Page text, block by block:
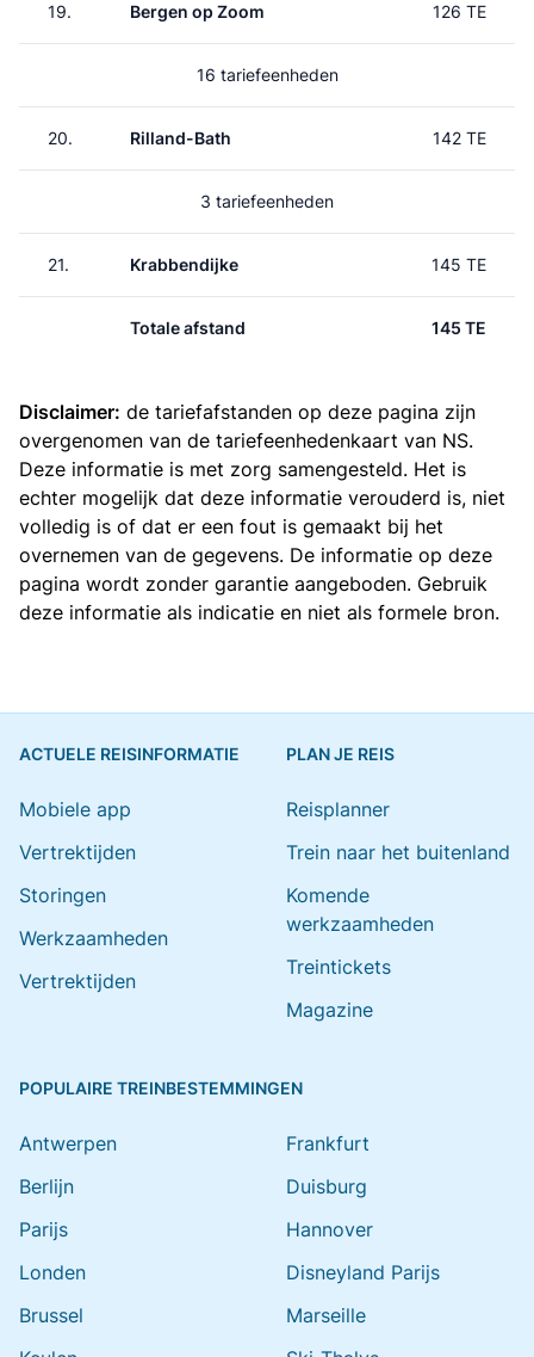
19. Bergen op Zoom 126 TE
16 tariefeenheden
20. Rilland-Bath 142 TE
3 tariefeenheden
21. Krabbendijke 145 TE
Totale afstand 145 TE
Disclaimer: de tariefafstanden op deze pagina zijn
overgenomen van de tariefeenhedenkaart van NS.
Deze informatie is met zorg samengesteld. Het is
echter mogelijk dat deze informatie verouderd is, niet
volledig is of dat er een fout is gemaakt bij het
overnemen van de gegevens. De informatie op deze
pagina wordt zonder garantie aangeboden. Gebruik
deze informatie als indicatie en niet als formele bron.
ACTUELE REISINFORMATIE
Mobiele app
Vertrektijden
Storingen
Werkzaamheden
Vertrektijden
PLAN JE REIS
Reisplanner
Trein naar het buitenland
Komende
werkzaamheden
Treintickets
Magazine
POPULAIRE TREINBESTEMMINGEN
Antwerpen
Berlijn
Parijs
Londen
Brussel
Frankfurt
Duisburg
Hannover
Disneyland Parijs
Marseille